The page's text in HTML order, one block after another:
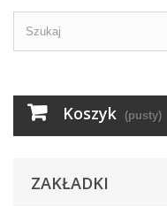
Koszyk (pusty)
ZAKŁADKI